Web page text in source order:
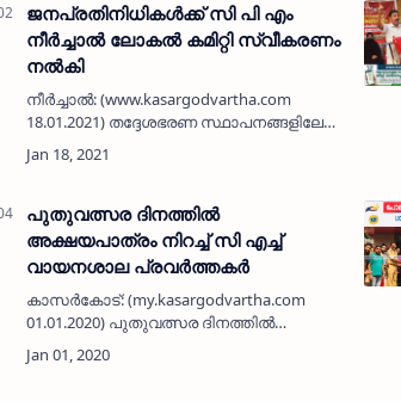
ജനപ്രതിനിധികൾക്ക് സി പി എം
നീർച്ചാൽ ലോകൽ കമിറ്റി സ്വീകരണം
നൽകി
നീർച്ചാൽ: (www.kasargodvartha.com
18.01.2021) തദ്ദേശഭരണ സ്ഥാപനങ്ങളിലേക്ക്
നടന്ന തെരഞ്ഞെടുപ്പിൽ തെരഞ്ഞെടുത്ത
ജനപ്രതിനിധികൾക്ക് സി പി എം നീർച്ചാൽ
നൽകി.പുത്തിഗെ …
പുതുവത്സര ദിനത്തില്‍
അക്ഷയപാത്രം നിറച്ച് സി എച്ച്
വായനശാല പ്രവര്‍ത്തകര്‍
കാസര്‍കോട്: (my.kasargodvartha.com
01.01.2020) പുതുവത്സര ദിനത്തില്‍
അക്ഷയപാത്രം നിറച്ച് കുന്നില്‍ സി എച്ച്
മുഹമ്മദ് കോയ സ്മാരക വായനശാല